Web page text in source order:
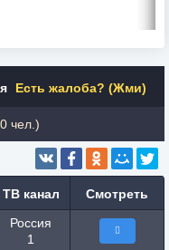
Есть жалоба? (Жми)
чел.)
ТВ канал Смотреть
Россия
1